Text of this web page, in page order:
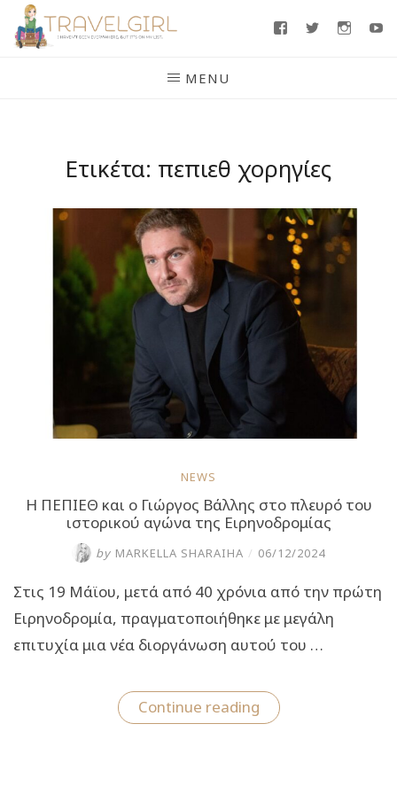
Skip
FacebookTwitter
MENU
Ετικέτα: πεπιεθ χορηγίες
NEWS
Η ΠΕΠΙΕΘ και ο Γιώργος Βάλλης στο πλευρό του
ιστορικού αγώνα της Ειρηνοδρομίας
by MARKELLA SHARAIHA / 06/12/2024
Στις 19 Μάϊου, μετά από 40 χρόνια από την πρώτη
Ειρηνοδρομία, πραγματοποιήθηκε με μεγάλη
επιτυχία μια νέα διοργάνωση αυτού του …
Continue reading“Η
ΠΕΠΙΕΘ